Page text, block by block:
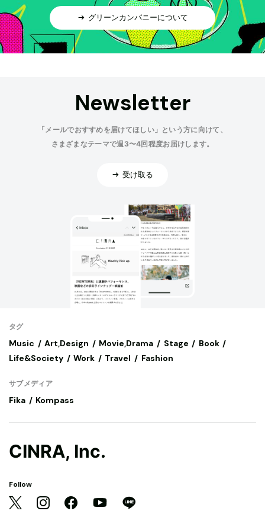
グリーンカンパニーについて
Newsletter
「メールでおすすめを届けてほしい」という方に向けて、
さまざまなテーマで週3〜4回程度お届けします。
受け取る
タグ
Music Art,Design Movie,Drama Stage
Book
Life&Society
Work Travel Fashion
サブメディア
Fika Kompass
CINRA, Inc.
Follow